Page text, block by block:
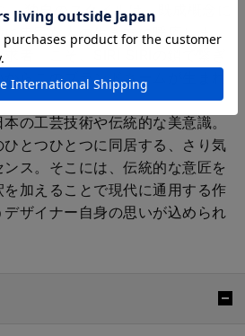
。 独自のスタイルは、既成概念に
に忠実な人の生き方に呼応しま
者」こそ、SIRI SIRIの鎖で繋ぎ
からこのブランドネームが生まれ
の工芸技術や伝統的な美意識。
とつひとつに同居する、さり気
ス。そこには、伝統的な意匠を
加えることで現代に通用する作
ザイナー自身の思いが込められ